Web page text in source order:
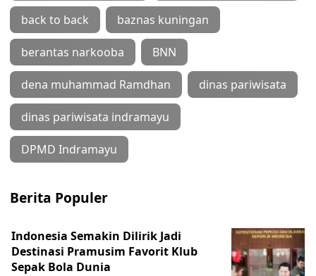
back to back baznas kuningan
berantas narkooba BNN
dena muhammad Ramdhan dinas pariwisata
dinas pariwisata indramayu
DPMD Indramayu
Berita Populer
Indonesia Semakin Dilirik Jadi
Destinasi Pramusim Favorit Klub
Sepak Bola Dunia